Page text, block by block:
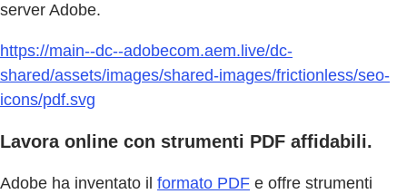
server Adobe.
https://main--dc--adobecom.aem.live/dc-
shared/assets/images/shared-images/frictionless/seo-
icons/pdf.svg
Lavora online con strumenti PDF affidabili.
Adobe ha inventato il formato PDF e offre strumenti